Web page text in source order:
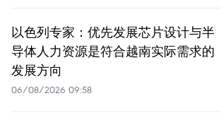
以色列专家：优先发展芯片设计与半
导体人力资源是符合越南实际需求的
发展方向
06/08/2026 09:58